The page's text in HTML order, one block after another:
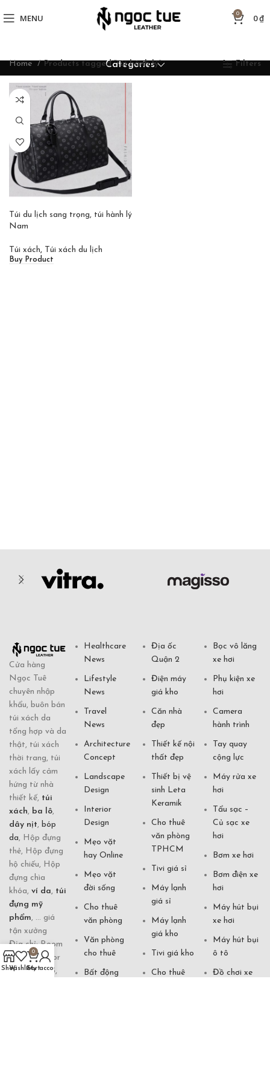
MENU 0 0₫
Categories
Home Products tagged “túi hành lý” Filters
Túi du lịch sang trọng, túi hành lý
Nam
Túi xách, Túi xách du lịch
Buy Product
Cửa hàng
Ngọc Tuê
chuyên nhập
khẩu, buôn bán
túi xách da
tổng hợp và da
thật, túi xách
thời trang, túi
xách lấy cảm
hứng từ nhà
thiết kế, túi
xách, ba lô,
dây nịt, bóp
da, Hộp đựng
thẻ, Hộp đựng
hộ chiếu, Hộp
đựng chìa
khóa, ví da, túi
đựng mỹ
phẩm, ... giá
tận xưởng
Địa chỉ: Room
70861, 5 floor
of building 5,
Healthcare
News
Lifestyle
News
Travel
News
Architecture
Concept
Landscape
Design
Interior
Design
Mẹo vặt
hay Online
Mẹo vặt
đời sống
Cho thuê
văn phòng
Văn phòng
cho thuê
Bất động
Địa ốc
Quận 2
Điện máy
giá kho
Căn nhà
đẹp
Thiết kế nội
thất đẹp
Thiết bị vệ
sinh Leta
Keramik
Cho thuê
văn phòng
TPHCM
Tivi giá sỉ
Máy lạnh
giá sỉ
Máy lạnh
giá kho
Tivi giá kho
Cho thuê
Bọc vô lăng
xe hơi
Phụ kiện xe
hơi
Camera
hành trình
Tay quay
cộng lực
Máy rửa xe
hơi
Tẩu sạc –
Củ sạc xe
hơi
Bơm xe hơi
Bơm điện xe
hơi
Máy hút bụi
xe hơi
Máy hút bụi
ô tô
Đồ chơi xe
ShopWishlist
0
Cart
My account